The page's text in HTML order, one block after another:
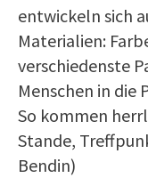
entwickeln sich
Materialien:
verschiedenste
Menschen in die
So kommen
Stande,
Bendin)